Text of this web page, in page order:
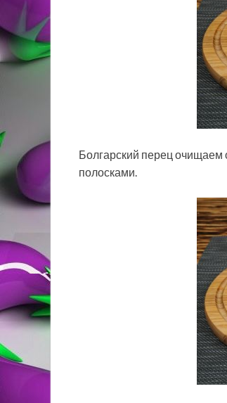
Болгарский перец очищаем
полосками.